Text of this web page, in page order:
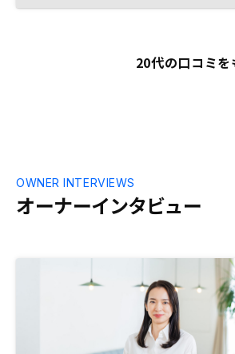
20代の口コミを
オーナーインタビュー
OWNER INTERVIEWS